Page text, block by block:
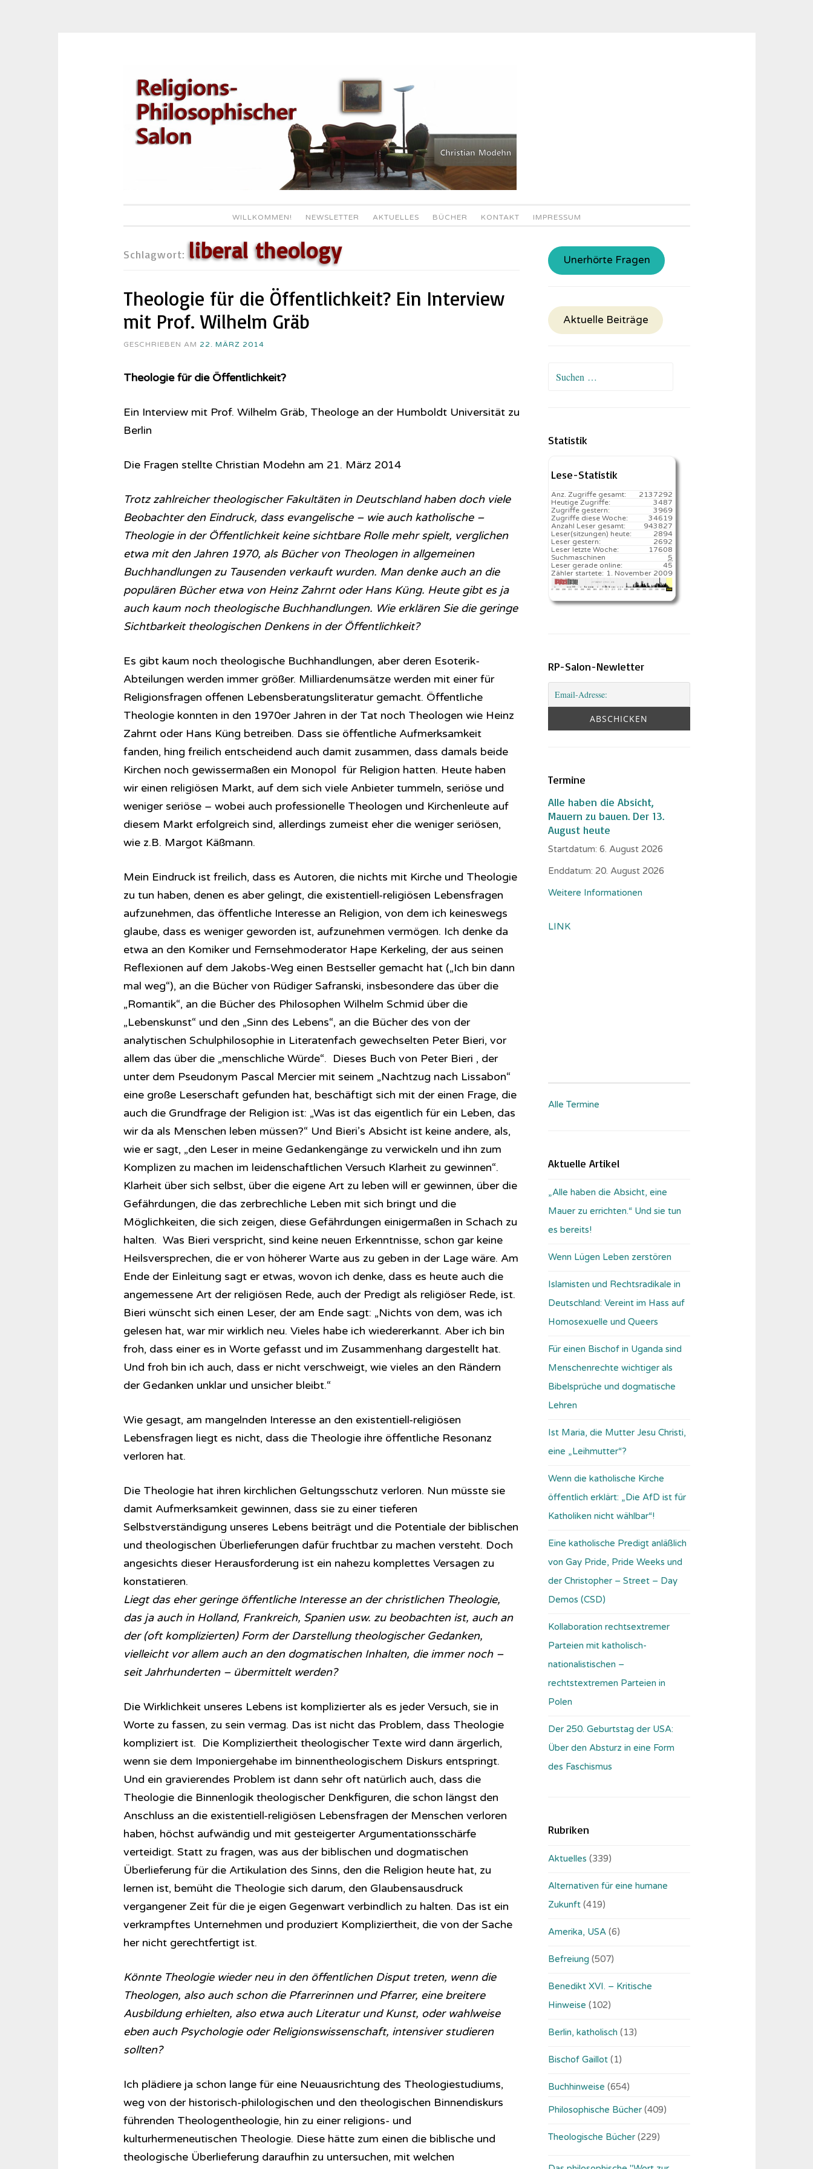
Inhalt
springen
WILLKOMMEN! NEWSLETTER AKTUELLES BÜCHER KONTAKT IMPRESSUM
Schlagwort: liberal theology
Theologie für die Öffentlichkeit? Ein Interview
mit Prof. Wilhelm Gräb
GESCHRIEBEN AM 22. MÄRZ 2014
Theologie für die Öffentlichkeit?
Ein Interview mit Prof. Wilhelm Gräb, Theologe an der Humboldt Universität zu
Berlin
Die Fragen stellte Christian Modehn am 21. März 2014
Trotz zahlreicher theologischer Fakultäten in Deutschland haben doch viele
Beobachter den Eindruck, dass evangelische – wie auch katholische –
Theologie in der Öffentlichkeit keine sichtbare Rolle mehr spielt, verglichen
etwa mit den Jahren 1970, als Bücher von Theologen in allgemeinen
Buchhandlungen zu Tausenden verkauft wurden. Man denke auch an die
populären Bücher etwa von Heinz Zahrnt oder Hans Küng. Heute gibt es ja
auch kaum noch theologische Buchhandlungen. Wie erklären Sie die geringe
Sichtbarkeit theologischen Denkens in der Öffentlichkeit?
Es gibt kaum noch theologische Buchhandlungen, aber deren Esoterik-
Abteilungen werden immer größer. Milliardenumsätze werden mit einer für
Religionsfragen offenen Lebensberatungsliteratur gemacht. Öffentliche
Theologie konnten in den 1970er Jahren in der Tat noch Theologen wie Heinz
Zahrnt oder Hans Küng betreiben. Dass sie öffentliche Aufmerksamkeit
fanden, hing freilich entscheidend auch damit zusammen, dass damals beide
Kirchen noch gewissermaßen ein Monopol für Religion hatten. Heute haben
wir einen religiösen Markt, auf dem sich viele Anbieter tummeln, seriöse und
weniger seriöse – wobei auch professionelle Theologen und Kirchenleute auf
diesem Markt erfolgreich sind, allerdings zumeist eher die weniger seriösen,
wie z.B. Margot Käßmann.
Mein Eindruck ist freilich, dass es Autoren, die nichts mit Kirche und Theologie
zu tun haben, denen es aber gelingt, die existentiell-religiösen Lebensfragen
aufzunehmen, das öffentliche Interesse an Religion, von dem ich keineswegs
glaube, dass es weniger geworden ist, aufzunehmen vermögen. Ich denke da
etwa an den Komiker und Fernsehmoderator Hape Kerkeling, der aus seinen
Reflexionen auf dem Jakobs-Weg einen Bestseller gemacht hat („Ich bin dann
mal weg“), an die Bücher von Rüdiger Safranski, insbesondere das über die
„Romantik“, an die Bücher des Philosophen Wilhelm Schmid über die
„Lebenskunst“ und den „Sinn des Lebens“, an die Bücher des von der
analytischen Schulphilosophie in Literatenfach gewechselten Peter Bieri, vor
allem das über die „menschliche Würde“. Dieses Buch von Peter Bieri , der
unter dem Pseudonym Pascal Mercier mit seinem „Nachtzug nach Lissabon“
eine große Leserschaft gefunden hat, beschäftigt sich mit der einen Frage, die
auch die Grundfrage der Religion ist: „Was ist das eigentlich für ein Leben, das
wir da als Menschen leben müssen?“ Und Bieri’s Absicht ist keine andere, als,
wie er sagt, „den Leser in meine Gedankengänge zu verwickeln und ihn zum
Komplizen zu machen im leidenschaftlichen Versuch Klarheit zu gewinnen“.
Klarheit über sich selbst, über die eigene Art zu leben will er gewinnen, über die
Gefährdungen, die das zerbrechliche Leben mit sich bringt und die
Möglichkeiten, die sich zeigen, diese Gefährdungen einigermaßen in Schach zu
halten. Was Bieri verspricht, sind keine neuen Erkenntnisse, schon gar keine
Heilsversprechen, die er von höherer Warte aus zu geben in der Lage wäre. Am
Ende der Einleitung sagt er etwas, wovon ich denke, dass es heute auch die
angemessene Art der religiösen Rede, auch der Predigt als religiöser Rede, ist.
Bieri wünscht sich einen Leser, der am Ende sagt: „Nichts von dem, was ich
gelesen hat, war mir wirklich neu. Vieles habe ich wiedererkannt. Aber ich bin
froh, dass einer es in Worte gefasst und im Zusammenhang dargestellt hat.
Und froh bin ich auch, dass er nicht verschweigt, wie vieles an den Rändern
der Gedanken unklar und unsicher bleibt.“
Wie gesagt, am mangelnden Interesse an den existentiell-religiösen
Lebensfragen liegt es nicht, dass die Theologie ihre öffentliche Resonanz
verloren hat.
Die Theologie hat ihren kirchlichen Geltungsschutz verloren. Nun müsste sie
damit Aufmerksamkeit gewinnen, dass sie zu einer tieferen
Selbstverständigung unseres Lebens beiträgt und die Potentiale der biblischen
und theologischen Überlieferungen dafür fruchtbar zu machen versteht. Doch
angesichts dieser Herausforderung ist ein nahezu komplettes Versagen zu
konstatieren.
Liegt das eher geringe öffentliche Interesse an der christlichen Theologie,
das ja auch in Holland, Frankreich, Spanien usw. zu beobachten ist, auch an
der (oft komplizierten) Form der Darstellung theologischer Gedanken,
vielleicht vor allem auch an den dogmatischen Inhalten, die immer noch –
seit Jahrhunderten – übermittelt werden?
Die Wirklichkeit unseres Lebens ist komplizierter als es jeder Versuch, sie in
Worte zu fassen, zu sein vermag. Das ist nicht das Problem, dass Theologie
kompliziert ist. Die Kompliziertheit theologischer Texte wird dann ärgerlich,
wenn sie dem Imponiergehabe im binnentheologischem Diskurs entspringt.
Und ein gravierendes Problem ist dann sehr oft natürlich auch, dass die
Theologie die Binnenlogik theologischer Denkfiguren, die schon längst den
Anschluss an die existentiell-religiösen Lebensfragen der Menschen verloren
haben, höchst aufwändig und mit gesteigerter Argumentationsschärfe
verteidigt. Statt zu fragen, was aus der biblischen und dogmatischen
Überlieferung für die Artikulation des Sinns, den die Religion heute hat, zu
lernen ist, bemüht die Theologie sich darum, den Glaubensausdruck
vergangener Zeit für die je eigen Gegenwart verbindlich zu halten. Das ist ein
verkrampftes Unternehmen und produziert Kompliziertheit, die von der Sache
her nicht gerechtfertigt ist.
Könnte Theologie wieder neu in den öffentlichen Disput treten, wenn die
Theologen, also auch schon die Pfarrerinnen und Pfarrer, eine breitere
Ausbildung erhielten, also etwa auch Literatur und Kunst, oder wahlweise
eben auch Psychologie oder Religionswissenschaft, intensiver studieren
sollten?
Ich plädiere ja schon lange für eine Neuausrichtung des Theologiestudiums,
weg von der historisch-philologischen und den theologischen Binnendiskurs
führenden Theologentheologie, hin zu einer religions- und
kulturhermeneutischen Theologie. Diese hätte zum einen die biblische und
theologische Überlieferung daraufhin zu untersuchen, mit welchen
Unerhörte Fragen
Aktuelle Beiträge
Suchen
Statistik
Lese-Statistik
2137292
Anz. Zugriffe gesamt:
3487
Heutige Zugriffe:
3969
Zugriffe gestern:
34619
Zugriffe diese Woche:
943827
Anzahl Leser gesamt:
2894️
Leser(sitzungen) heute:
2692
Leser gestern:
17608️
Leser letzte Woche:
5
Suchmaschinen
45
Leser gerade online:
1. November 2009
Zähler startete:
RP-Salon-Newletter
Termine
Alle haben die Absicht,
Mauern zu bauen. Der 13.
August heute
Startdatum:6. August 2026
Enddatum: 20. August 2026
Weitere Informationen
LINK
Alle Termine
Aktuelle Artikel
„Alle haben die Absicht, eine
Mauer zu errichten.“ Und sie tun
es bereits!
Wenn Lügen Leben zerstören
Islamisten und Rechtsradikale in
Deutschland: Vereint im Hass auf
Homosexuelle und Queers
Für einen Bischof in Uganda sind
Menschenrechte wichtiger als
Bibelsprüche und dogmatische
Lehren
Ist Maria, die Mutter Jesu Christi,
eine „Leihmutter“?
Wenn die katholische Kirche
öffentlich erklärt: „Die AfD ist für
Katholiken nicht wählbar“!
Eine katholische Predigt anläßlich
von Gay Pride, Pride Weeks und
der Christopher – Street – Day
Demos (CSD)
Kollaboration rechtsextremer
Parteien mit katholisch-
nationalistischen –
rechtstextremen Parteien in
Polen
Der 250. Geburtstag der USA:
Über den Absturz in eine Form
des Faschismus
Rubriken
Aktuelles (339)
Alternativen für eine humane
Zukunft (419)
Amerika, USA (6)
Befreiung (507)
Benedikt XVI. – Kritische
Hinweise (102)
Berlin, katholisch (13)
Bischof Gaillot (1)
Buchhinweise (654)
Philosophische Bücher (409)
Theologische Bücher (229)